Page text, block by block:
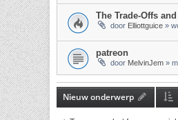
The Trade-Offs
door Elliottguice »
patreon
door MelvinJem »
Nieuw onderwerp